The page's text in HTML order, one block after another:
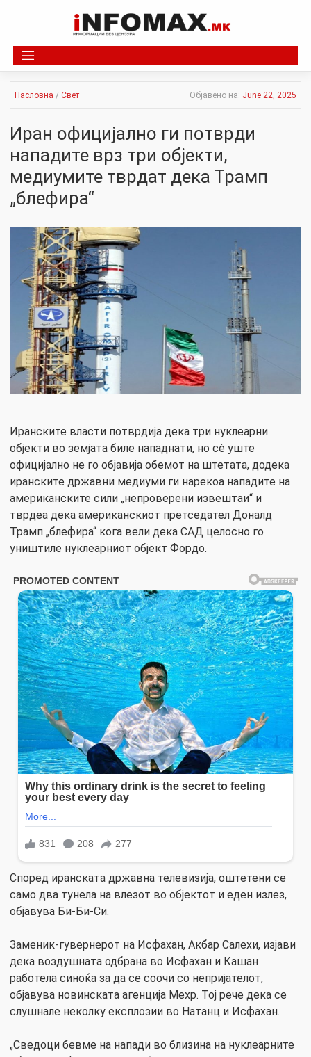
Насловна / Свет Објавено на: June 22, 2025
Иран официјално ги потврди
нападите врз три објекти,
медиумите тврдат дека Трамп
„блефира“
Иранските власти потврдија дека три нуклеарни
објекти во земјата биле нападнати, но сè уште
официјално не го објавија обемот на штетата, додека
иранските државни медиуми ги нарекоа нападите на
американските сили „непроверени извештаи“ и
тврдеа дека американскиот претседател Доналд
Трамп „блефира“ кога вели дека САД целосно го
уништиле нуклеарниот објект Фордо.
Според иранската државна телевизија, оштетени се
само два тунела на влезот во објектот и еден излез,
објавува Би-Би-Си.
Заменик-гувернерот на Исфахан, Акбар Салехи, изјави
дека воздушната одбрана во Исфахан и Кашан
работела синоќа за да се соочи со непријателот,
објавува новинската агенција Мехр. Тој рече дека се
слушнале неколку експлозии во Натанц и Исфахан.
„Сведоци бевме на напади во близина на нуклеарните